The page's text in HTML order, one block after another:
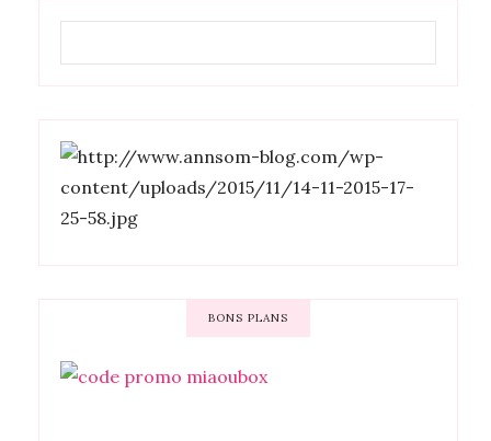
BONS PLANS